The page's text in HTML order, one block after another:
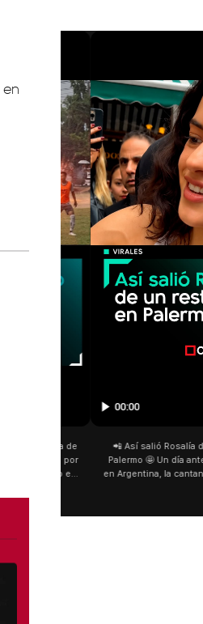
00:00
San Cayetano 📿: la fe
fieles ya esperan bajo la
día del patrono del pan y del
y pedir. 🎙️